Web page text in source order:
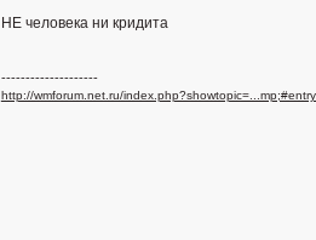
НЕ человека ни кридита
--------------------
http://wmforum.net.ru/